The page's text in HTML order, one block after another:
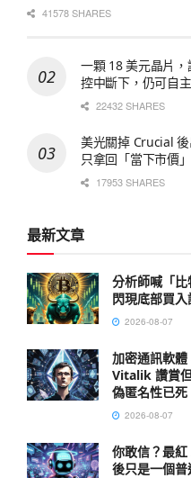
41578 SHARES
一顆 18 美元晶片，
控中斷下，仍可自
22432 SHARES
美光關掉 Crucial
只拿回「當下市價
17953 SHARES
最新文章
分析師喊「
閃現底部買入
2026-08-07
加密通訊軟
Vitalik 讚賞
偽匿名性已死
2026-08-07
你敢信？最
後只是一個